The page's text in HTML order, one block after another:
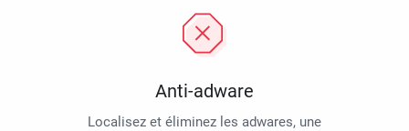
Anti-adware
Localisez et éliminez les adwares, une